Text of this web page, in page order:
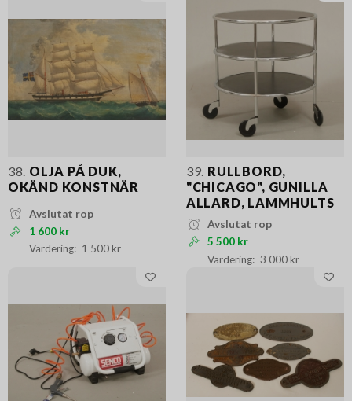
38. OLJA PÅ DUK,
OKÄND KONSTNÄR
Avslutat rop
1 600 kr
1 500 kr
39. RULLBORD,
"CHICAGO", GUNILLA
ALLARD, LAMMHULTS
Avslutat rop
5 500 kr
3 000 kr